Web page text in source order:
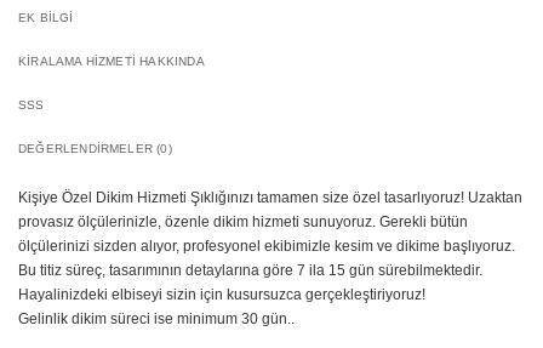
EK BILGI
KIRALAMA HIZMETI HAKKINDA
SSS
DEĞERLENDIRMELER (0)
Kişiye Özel Dikim Hizmeti Şıklığınızı tamamen size özel tasarlıyoruz! Uzaktan
provasız ölçülerinizle, özenle dikim hizmeti sunuyoruz. Gerekli bütün
ölçülerinizi sizden alıyor, profesyonel ekibimizle kesim ve dikime başlıyoruz.
Bu titiz süreç, tasarımının detaylarına göre 7 ila 15 gün sürebilmektedir.
Hayalinizdeki elbiseyi sizin için kusursuzca gerçekleştiriyoruz!
Gelinlik dikim süreci ise minimum 30 gün..